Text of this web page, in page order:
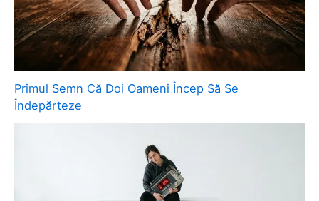
Primul Semn Că Doi Oameni Încep Să Se
Îndepărteze